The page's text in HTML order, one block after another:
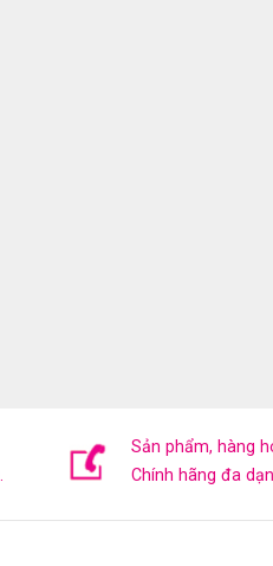
Sản phẩm, hàng
Chính hãng đa